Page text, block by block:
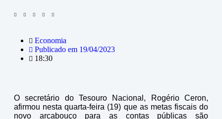
Economia
Publicado em 19/04/2023
18:30
O secretário do Tesouro Nacional, Rogério Ceron,
afirmou nesta quarta-feira (19) que as metas fiscais do
novo arcabouço para as contas públicas são